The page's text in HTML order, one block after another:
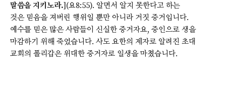
말씀을 지키노라.](요8:55). 알면서 알지 못한다고 하는
것은 믿음을 져버린 행위일 뿐만 아니라 거짓 증거입니다.
예수를 믿은 많은 사람들이 신실한 증거자요, 증인으로 생을
마감하기 위해 죽었습니다. 사도 요한의 제자로 알려진 초대
교회의 폴리갑은 위대한 증거자로 일생을 마쳤습니다.